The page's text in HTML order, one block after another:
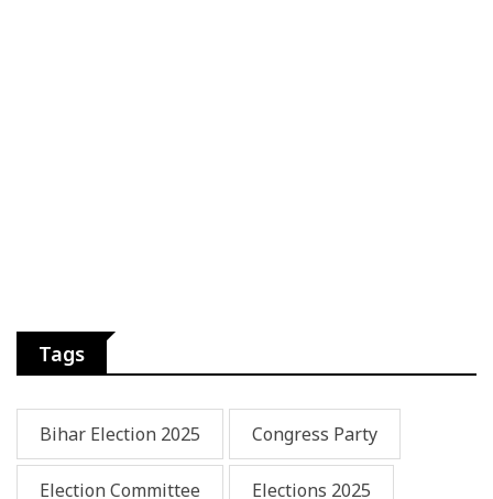
Tags
Bihar Election 2025 Congress Party
Election Committee Elections 2025